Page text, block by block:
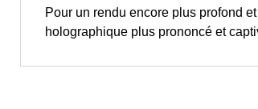
Pour un rendu encore plus profond
holographique plus prononcé et